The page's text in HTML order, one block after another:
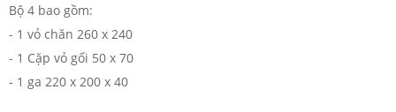
Bộ 4 bao gồm:
- 1 vỏ chăn 260 x 240
- 1 Cặp vỏ gối 50 x 70
- 1 ga 220 x 200 x 40